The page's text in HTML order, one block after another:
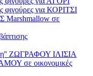
για ΚΟΡΙΤΣΙ
σε
ΖΩΓΡΑΦΟΥ ΙΛΙΣΙΑ
σε οικονομικές